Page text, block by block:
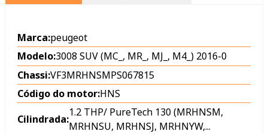
Marca:peugeot
Modelo:3008 SUV (MC_, MR_, MJ_, M4_) 2016-0
Chassi:VF3MRHNSMPS067815
Código do motor:HNS
Cilindrada:
1.2 THP/ PureTech 130 (MRHNSM,
MRHNSU, MRHNSJ, MRHNYW,...